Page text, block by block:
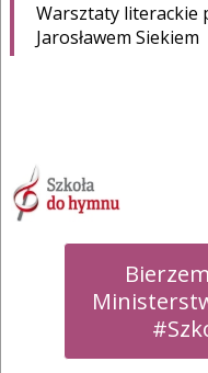
Warsztaty literackie
Jarosławem Siekiem